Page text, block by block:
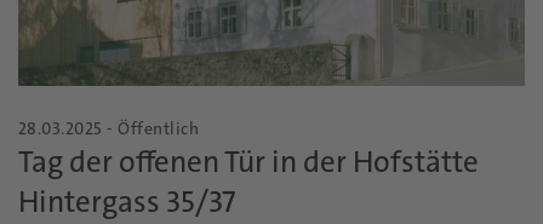
28.03.2025 - Öffentlich
Tag der offenen Tür in der Hofstätte
Hintergass 35/37